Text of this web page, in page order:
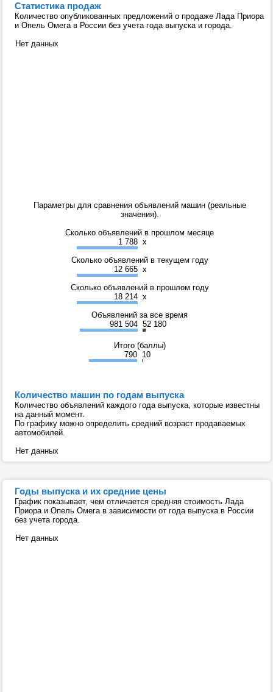
Статистика продаж
Количество опубликованных предложений о продаже Лада Приора
и Опель Омега в России без учета года выпуска и города.
Нет данных
Параметры для сравнения объявлений машин (реальные
значения).
Сколько объявлений в прошлом месяце
1 788 x
Сколько объявлений в текущем году
12 665 x
Сколько объявлений в прошлом году
18 214 x
Объявлений за все время
981 504 52 180
Итого (баллы)
790 10
Количество машин по годам выпуска
Количество объявлений каждого года выпуска, которые известны
на данный момент.
По графику можно определить средний возраст продаваемых
автомобилей.
Нет данных
Годы выпуска и их средние цены
График показывает, чем отличается средняя стоимость Лада
Приора и Опель Омега в зависимости от года выпуска в России
без учета города.
Нет данных